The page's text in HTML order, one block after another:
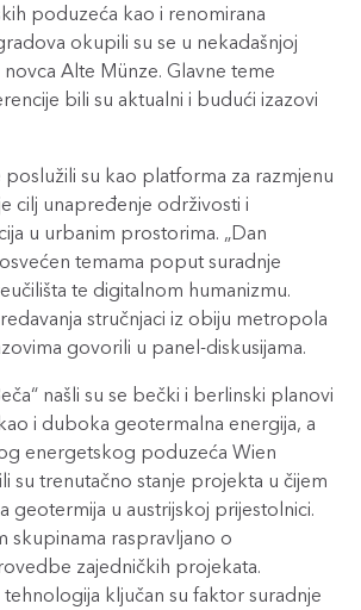
poduzeća kao i renomirana
okupili su se u nekadašnjoj
Alte Münze. Glavne teme
bili su aktualni i budući izazovi
su kao platforma za razmjenu
cilj unapređenje održivosti i
u urbanim prostorima. „Dan
temama poput suradnje
te digitalnom humanizmu.
stručnjaci iz obiju metropola
govorili u panel-diskusijama.
našli su se bečki i berlinski planovi
i duboka geotermalna energija, a
energetskog poduzeća Wien
su trenutačno stanje projekta u čijem
geotermija u austrijskoj prijestolnici.
skupinama raspravljano o
zajedničkih projekata.
tehnologija ključan su faktor suradnje